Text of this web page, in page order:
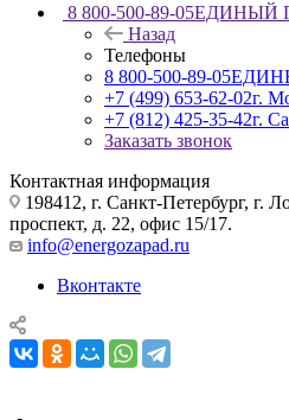
8 800-500-89-05ЕДИНЫЙ
Назад
Телефоны
8 800-500-89-05
+7 (499) 653-62-02г.
+7 (812) 425-35-42г.
Заказать звонок
Контактная информация
198412, г. Санкт-Петербург, г.
проспект, д. 22, офис 15/17.
info@energozapad.ru
Вконтакте